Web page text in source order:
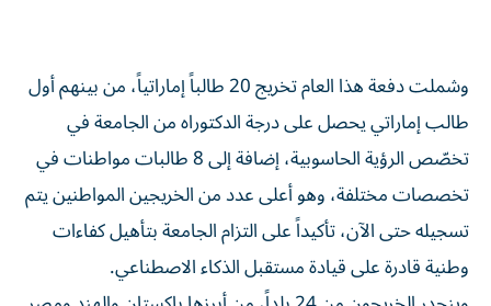
وشملت دفعة هذا العام تخريج 20 طالباً إماراتياً، من بينهم أول
طالب إماراتي يحصل على درجة الدكتوراه من الجامعة في
تخصّص الرؤية الحاسوبية، إضافة إلى 8 طالبات مواطنات في
تخصصات مختلفة، وهو أعلى عدد من الخريجين المواطنين يتم
تسجيله حتى الآن، تأكيداً على التزام الجامعة بتأهيل كفاءات
وطنية قادرة على قيادة مستقبل الذكاء الاصطناعي.